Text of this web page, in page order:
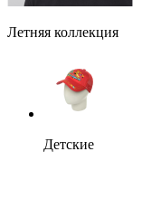
Летняя коллекция
Детские